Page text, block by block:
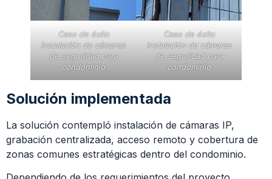
Caso de éxito
instalación de cámaras
de seguridad para
condominio
Caso de éxito
instalación de cámaras
de seguridad para
condominio
Solución implementada
La solución contempló instalación de cámaras IP,
grabación centralizada, acceso remoto y cobertura de
zonas comunes estratégicas dentro del condominio.